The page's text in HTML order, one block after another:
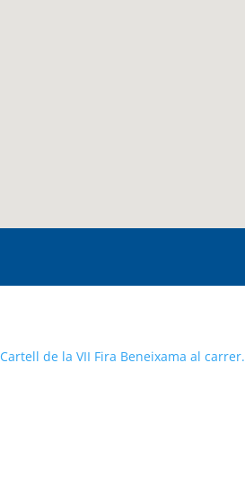
Cartell de la VII Fira Beneixama al carrer.